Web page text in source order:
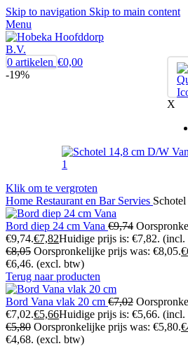
Skip to navigation Skip to main content
Menu
X
0 artikelen €0,00
-19%
Klik om te vergroten
Home Restaurant en Bar Servies
Bord diep 24 cm Vana €9,74
€9,74.€7,82Huidige prijs is: €7,82. (incl.
€8,05 Oorspronkelijke prijs was: €8,05.€
€6,46. (excl. btw)
Terug naar producten
Bord Vana vlak 20 cm €7,02
€7,02.€5,66Huidige prijs is: €5,66. (incl.
€5,80 Oorspronkelijke prijs was: €5,80.€
€4,68. (excl. btw)